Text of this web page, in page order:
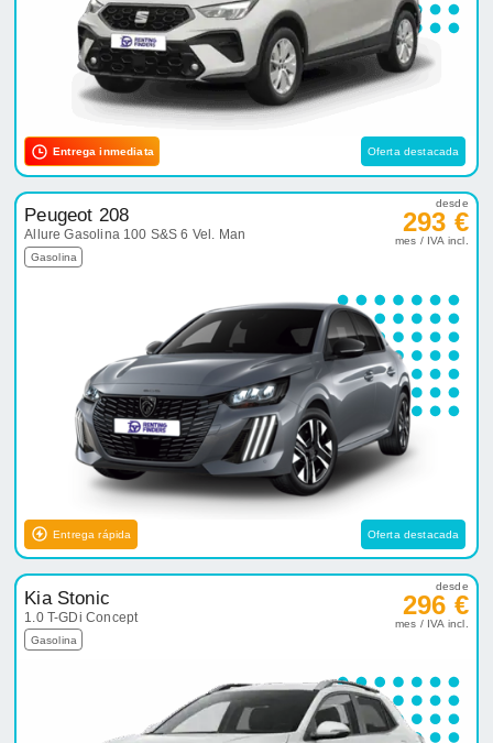
Entrega inmediata Oferta destacada
Peugeot 208
Allure Gasolina 100 S&S 6 Vel. Man
Gasolina
desde
293 €
mes / IVA incl.
Entrega rápida Oferta destacada
Kia Stonic
1.0 T-GDi Concept
Gasolina
desde
296 €
mes / IVA incl.